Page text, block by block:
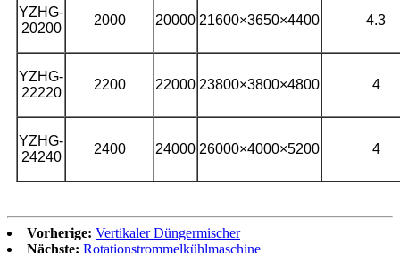
YZHG-
20200
2000 20000 21600×3650×4400 4.3
YZHG-
22220
2200 22000 23800×3800×4800 4
YZHG-
24240
2400 24000 26000×4000×5200 4
Vorherige: Vertikaler Düngermischer
Nächste: Rotationstrommelkühlmaschine